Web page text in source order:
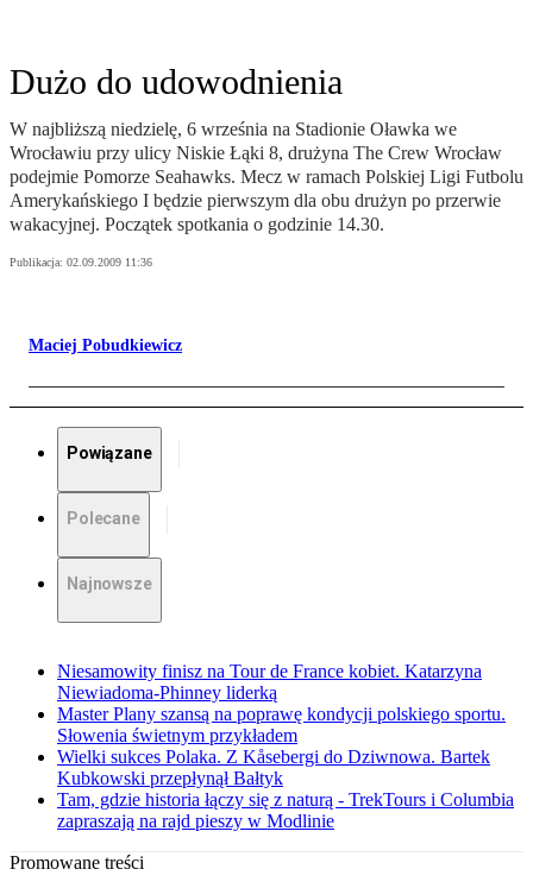
Dużo do udowodnienia
W najbliższą niedzielę, 6 września na Stadionie Oławka we
Wrocławiu przy ulicy Niskie Łąki 8, drużyna The Crew Wrocław
podejmie Pomorze Seahawks. Mecz w ramach Polskiej Ligi Futbolu
Amerykańskiego I będzie pierwszym dla obu drużyn po przerwie
wakacyjnej. Początek spotkania o godzinie 14.30.
Publikacja: 02.09.2009 11:36
Maciej Pobudkiewicz
Powiązane
Polecane
Najnowsze
Niesamowity finisz na Tour de France kobiet. Katarzyna
Niewiadoma-Phinney liderką
Master Plany szansą na poprawę kondycji polskiego sportu.
Słowenia świetnym przykładem
Wielki sukces Polaka. Z Kåsebergi do Dziwnowa. Bartek
Kubkowski przepłynął Bałtyk
Tam, gdzie historia łączy się z naturą - TrekTours i Columbia
zapraszają na rajd pieszy w Modlinie
Promowane treści